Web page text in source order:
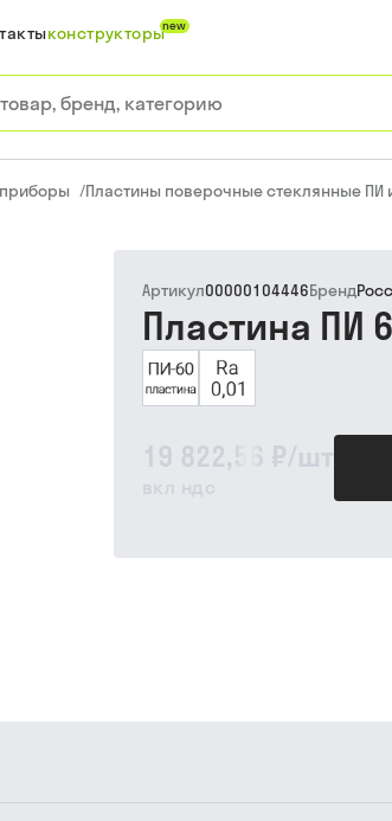
конструкторыnew
/Пластины поверочные стеклянные ПИ
19 822,56 ₽/шт
вкл ндс
Артикул00000104446Бренд
Пластина ПИ